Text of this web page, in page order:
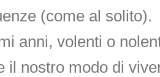
(come al solito).
anni, volenti o
il nostro modo di